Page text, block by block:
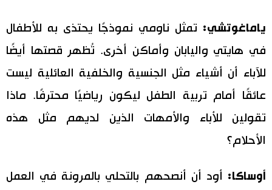
ياماغوتشي: تمثل ناومي نموذجًا يحتذى به للأطفال
في هايتي واليابان وأماكن أخرى. تُظهر قصتها أيضًا
للآباء أن أشياء مثل الجنسية والخلفية العائلية ليست
عائقًا أمام تربية الطفل ليكون رياضيًا محترفًا. ماذا
تقولين للأباء والأمهات الذين لديهم مثل هذه
الأحلام؟
أوساكا: أود أن أنصحهم بالتحلي بالمرونة في العمل